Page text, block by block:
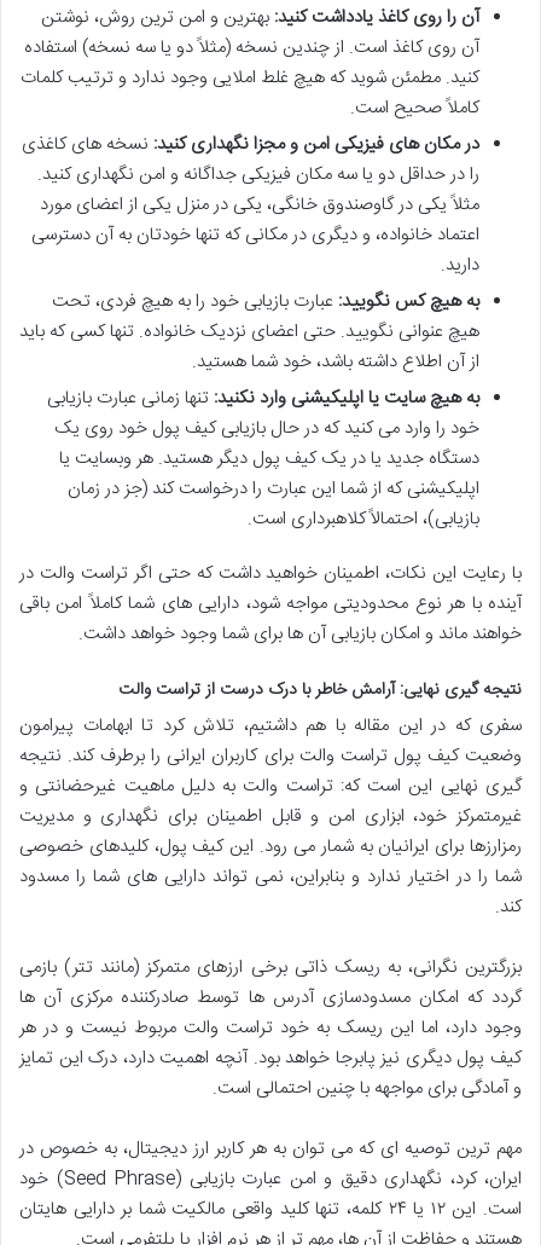
آن را روی کاغذ یادداشت کنید: بهترین و امن ترین روش، نوشتن
آن روی کاغذ است. از چندین نسخه (مثلاً دو یا سه نسخه) استفاده
کنید. مطمئن شوید که هیچ غلط املایی وجود ندارد و ترتیب کلمات
کاملاً صحیح است.
در مکان های فیزیکی امن و مجزا نگهداری کنید: نسخه های کاغذی
را در حداقل دو یا سه مکان فیزیکی جداگانه و امن نگهداری کنید.
مثلاً یکی در گاوصندوق خانگی، یکی در منزل یکی از اعضای مورد
اعتماد خانواده، و دیگری در مکانی که تنها خودتان به آن دسترسی
دارید.
به هیچ کس نگویید: عبارت بازیابی خود را به هیچ فردی، تحت
هیچ عنوانی نگویید. حتی اعضای نزدیک خانواده. تنها کسی که باید
از آن اطلاع داشته باشد، خود شما هستید.
به هیچ سایت یا اپلیکیشنی وارد نکنید: تنها زمانی عبارت بازیابی
خود را وارد می کنید که در حال بازیابی کیف پول خود روی یک
دستگاه جدید یا در یک کیف پول دیگر هستید. هر وبسایت یا
اپلیکیشنی که از شما این عبارت را درخواست کند (جز در زمان
بازیابی)، احتمالاً کلاهبرداری است.
با رعایت این نکات، اطمینان خواهید داشت که حتی اگر تراست والت در
آینده با هر نوع محدودیتی مواجه شود، دارایی های شما کاملاً امن باقی
خواهند ماند و امکان بازیابی آن ها برای شما وجود خواهد داشت.
نتیجه گیری نهایی: آرامش خاطر با درک درست از تراست والت
سفری که در این مقاله با هم داشتیم، تلاش کرد تا ابهامات پیرامون
وضعیت کیف پول تراست والت برای کاربران ایرانی را برطرف کند. نتیجه
گیری نهایی این است که: تراست والت به دلیل ماهیت غیرحضانتی و
غیرمتمرکز خود، ابزاری امن و قابل اطمینان برای نگهداری و مدیریت
رمزارزها برای ایرانیان به شمار می رود. این کیف پول، کلیدهای خصوصی
شما را در اختیار ندارد و بنابراین، نمی تواند دارایی های شما را مسدود
کند.
بزرگترین نگرانی، به ریسک ذاتی برخی ارزهای متمرکز (مانند تتر) بازمی
گردد که امکان مسدودسازی آدرس ها توسط صادرکننده مرکزی آن ها
وجود دارد، اما این ریسک به خود تراست والت مربوط نیست و در هر
کیف پول دیگری نیز پابرجا خواهد بود. آنچه اهمیت دارد، درک این تمایز
و آمادگی برای مواجهه با چنین احتمالی است.
مهم ترین توصیه ای که می توان به هر کاربر ارز دیجیتال، به خصوص در
ایران، کرد،
نگهداری دقیق و امن عبارت بازیابی (Seed Phrase) خود
است.
این ۱۲ یا ۲۴ کلمه، تنها کلید واقعی مالکیت شما بر دارایی هایتان